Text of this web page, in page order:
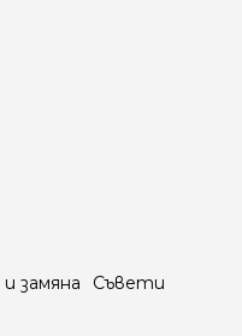
замяна Съвети